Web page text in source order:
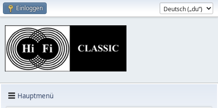
Einloggen
Hauptmenü